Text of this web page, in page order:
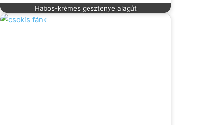
Habos-krémes gesztenye alagút